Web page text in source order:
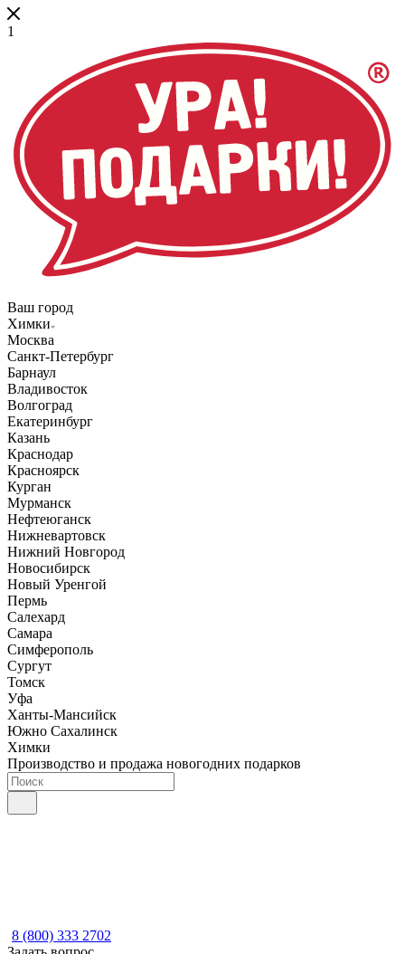
1
Ваш город
Химки
Москва
Санкт-Петербург
Барнаул
Владивосток
Волгоград
Екатеринбург
Казань
Краснодар
Красноярск
Курган
Мурманск
Нефтеюганск
Нижневартовск
Нижний Новгород
Новосибирск
Новый Уренгой
Пермь
Салехард
Самара
Симферополь
Сургут
Томск
Уфа
Ханты-Мансийск
Южно Сахалинск
Химки
Производство и продажа новогодних подарков
8 (800) 333 2702